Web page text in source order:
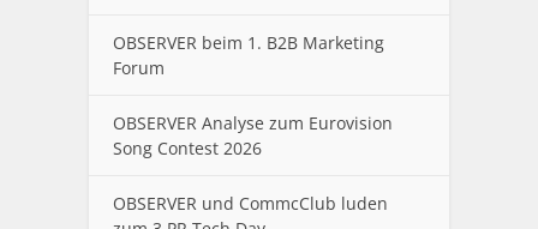
OBSERVER beim 1. B2B Marketing
Forum
OBSERVER Analyse zum Eurovision
Song Contest 2026
OBSERVER und CommcClub luden